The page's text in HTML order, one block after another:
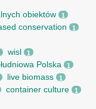
obiektów 1
conservation 1
wisl 1
Polska 1
live biomass 1
container culture 1